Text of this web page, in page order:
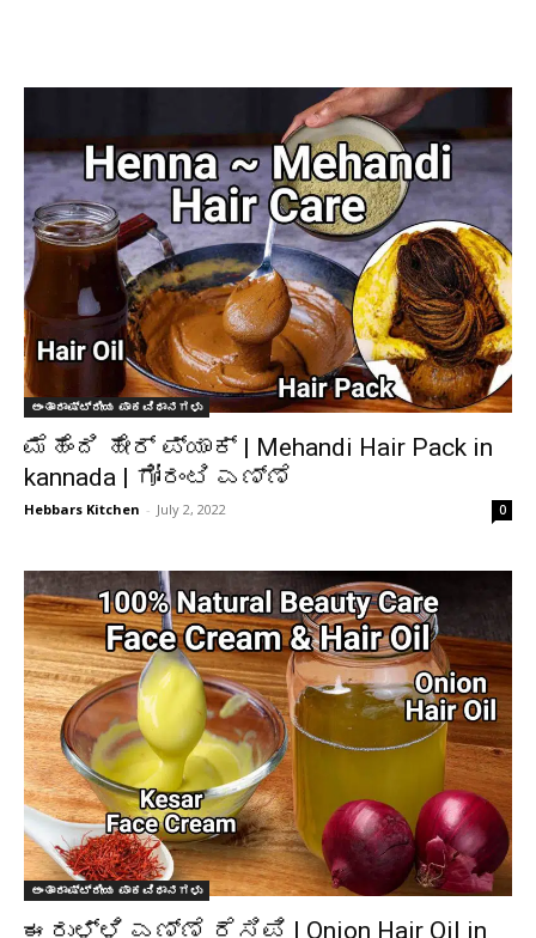
ಅಂತಾರಾಷ್ಟ್ರೀಯ ಪಾಕವಿಧಾನಗಳು
ಮೆಹೆಂದಿ ಹೇರ್ ಪ್ಯಾಕ್ | Mehandi Hair Pack in
kannada | ಗೋರಂಟಿ ಎಣ್ಣೆ
Hebbars Kitchen - July 2, 2022 0
ಅಂತಾರಾಷ್ಟ್ರೀಯ ಪಾಕವಿಧಾನಗಳು
ಈರುಳ್ಳಿ ಎಣ್ಣೆ ರೆಸಿಪಿ | Onion Hair Oil in